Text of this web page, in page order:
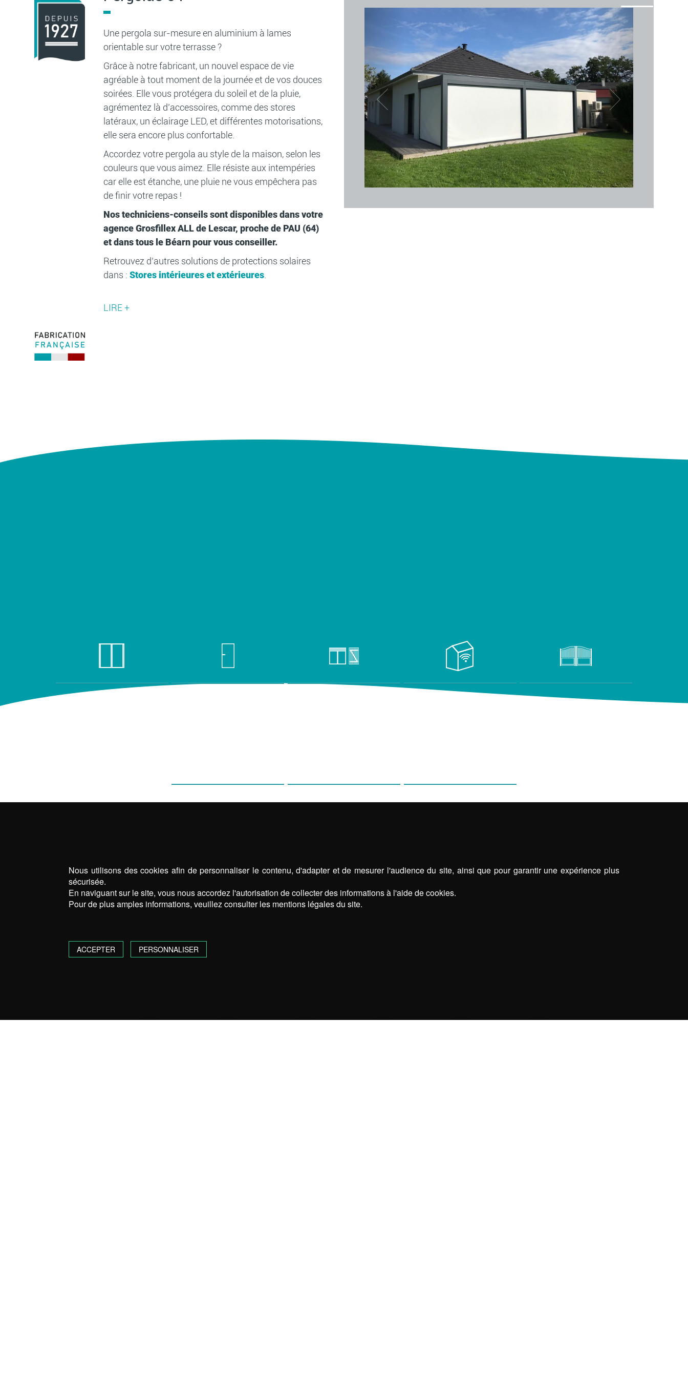
Une pergola sur-mesure en aluminium à lames
orientable sur votre terrasse ?
Grâce à notre fabricant, un nouvel espace de vie
agréable à tout moment de la journée et de vos douces
soirées. Elle vous protégera du soleil et de la pluie,
agrémentez là d’accessoires, comme des stores
latéraux, un éclairage LED, et différentes motorisations,
elle sera encore plus confortable.
Accordez votre pergola au style de la maison, selon les
couleurs que vous aimez. Elle résiste aux intempéries
car elle est étanche, une pluie ne vous empêchera pas
de finir votre repas !
Nos techniciens-conseils sont disponibles dans votre
agence Grosfillex ALL de Lescar, proche de PAU (64)
et dans tous le Béarn pour vous conseiller.
Retrouvez d’autres solutions de protections solaires
dans : Stores intérieures et extérieures.
LIRE +
Nous utilisons des cookies afin de personnaliser le contenu, d'adapter et de mesurer l'audience du site, ainsi que pour garantir une expérience plus
sécurisée.
En naviguant sur le site, vous nous accordez l'autorisation de collecter des informations à l'aide de cookies.
Pour de plus amples informations, veuillez consulter les mentions légales du site.
ACCEPTER PERSONNALISER